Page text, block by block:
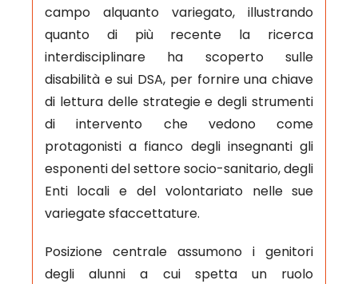
campo alquanto variegato, illustrando
quanto di più recente la ricerca
interdisciplinare ha scoperto sulle
disabilità e sui DSA, per fornire una chiave
di lettura delle strategie e degli strumenti
di intervento che vedono come
protagonisti a fianco degli insegnanti gli
esponenti del settore socio-sanitario, degli
Enti locali e del volontariato nelle sue
variegate sfaccettature.
Posizione centrale assumono i genitori
degli alunni a cui spetta un ruolo